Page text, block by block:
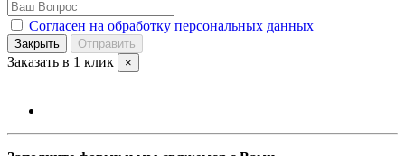
Согласен на обработку персональных данных
Закрыть Отправить
Заказать в 1 клик ×